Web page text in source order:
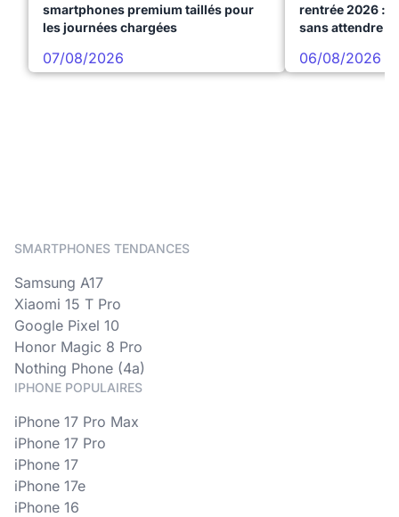
smartphones premium taillés pour
les journées chargées
07/08/2026
rentrée 2026 :
sans attendre
06/08/2026
SMARTPHONES TENDANCES
Samsung A17
Xiaomi 15 T Pro
Google Pixel 10
Honor Magic 8 Pro
Nothing Phone (4a)
IPHONE POPULAIRES
iPhone 17 Pro Max
iPhone 17 Pro
iPhone 17
iPhone 17e
iPhone 16